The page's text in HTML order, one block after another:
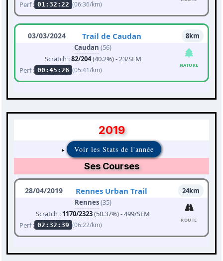
Perf : 01:32:22 (06:36/km)
03/03/2024 Trail de Caudan
8km
Caudan (56)
Scratch :82/204(40.2%) - 23/SEM
Perf : 00:45:26 (05:41/km)
NATURE
2019
Voir les Stats de l'année
Ses Courses
28/04/2019 Rennes Urban Trail
24km
Rennes(35)
Scratch : 1170/2323(50.37%) - 499/SEM
Perf : 02:32:39 (06:22/km)
ROUTE